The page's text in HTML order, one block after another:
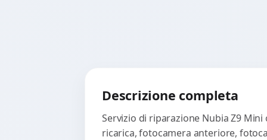
Descrizione completa
Servizio di riparazione Nubia Z9
ricarica, fotocamera anteriore,